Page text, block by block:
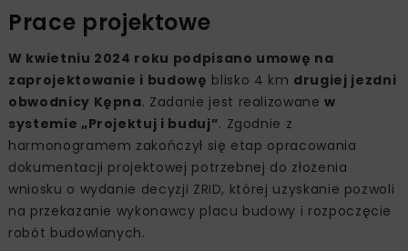
Prace projektowe
W kwietniu 2024 roku podpisano umowę na
zaprojektowanie i budowę blisko 4 km drugiej jezdni
obwodnicy Kępna. Zadanie jest realizowanew
systemie „Projektuj i buduj”. Zgodnie z
harmonogramem zakończył się etap opracowania
dokumentacji projektowej potrzebnej do złożenia
wniosku o wydanie decyzji ZRID, której uzyskanie pozwoli
na przekazanie wykonawcy placu budowy i rozpoczęcie
robót budowlanych.